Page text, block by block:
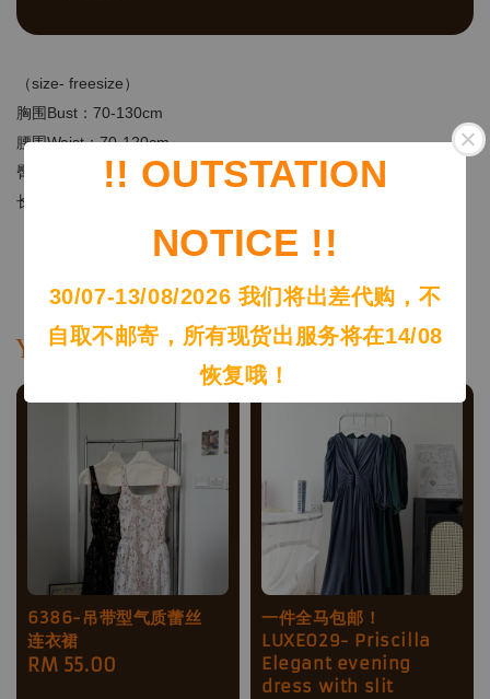
!! OUTSTATION
NOTICE !!
30/07-13/08/2026 我们将出差代购，不
自取不邮寄，所有现货出服务将在14/08
恢复哦！
（size- freesize）
胸围Bust：70-130cm
腰围Waist：70-120cm
臀围Hip：130-160cm
长度Length：88cm
You may also like
6386-吊带型气质蕾丝
连衣裙
Regular
RM 55.00
一件全马包邮！
LUXE029- Priscilla
Elegant evening
dress with slit